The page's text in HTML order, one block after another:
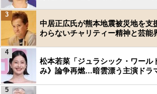
中居正広氏が熊本地震被災地を支
わらないチャリティー精神と芸能
3
松本若菜「ジュラシック・ワール
み》論争再燃…暗雲漂う主演ドラ
4
5